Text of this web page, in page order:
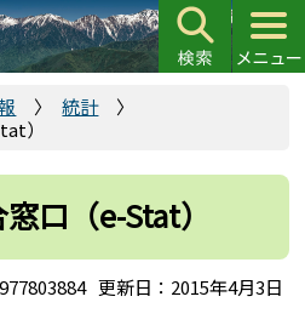
統計
）
口（e-Stat）
更新日：2015年4月3日